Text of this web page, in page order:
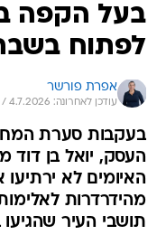
בעל הקפה
לפתוח
אפרת פורשר
עודכן לאחרונה: 4.7.2026 / 19:26
בעקבות סערת
העסק, יואל בן דוד
האיומים לא
מהידרדרות
תושבי העיר